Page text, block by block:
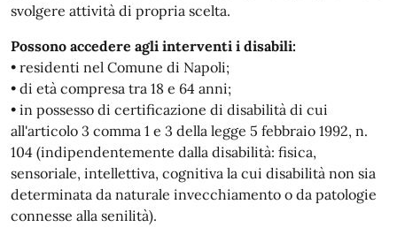
svolgere attività di propria scelta.
Possono accedere agli interventi i disabili:
• residenti nel Comune di Napoli;
• di età compresa tra 18 e 64 anni;
• in possesso di certificazione di disabilità di cui
all'articolo 3 comma 1 e 3 della legge 5 febbraio 1992, n.
104 (indipendentemente dalla disabilità: fisica,
sensoriale, intellettiva, cognitiva la cui disabilità non sia
determinata da naturale invecchiamento o da patologie
connesse alla senilità).